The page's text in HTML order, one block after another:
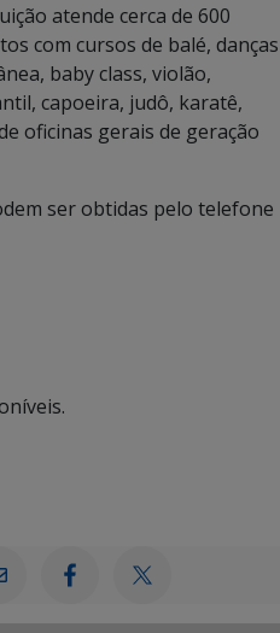
atende cerca de 600
com cursos de balé, danças
baby class, violão,
capoeira, judô, karatê,
oficinas gerais de geração
ser obtidas pelo telefone